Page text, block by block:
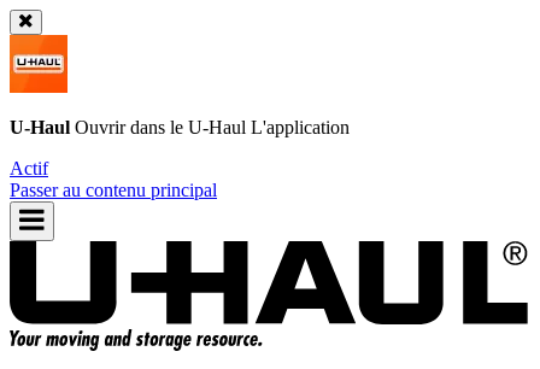
U-Haul Ouvrir dans le U-Haul L'application
Actif
Passer au contenu principal